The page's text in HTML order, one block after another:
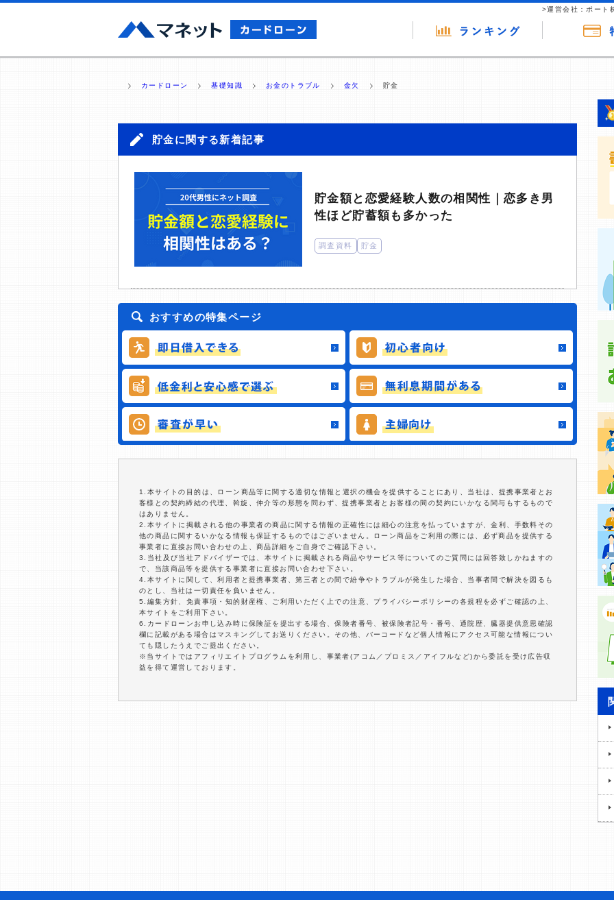
>運営会社：ポート
カードローン 基礎知識 お金のトラブル 金欠 貯金
貯金に関する新着記事
貯金額と恋愛経験人数の相関性｜恋多き男
性ほど貯蓄額も多かった
調査資料 貯金
おすすめの特集ページ
1.本サイトの目的は、ローン商品等に関する適切な情報と選択の機会を提供することにあり、当社は、提携事業者とお
客様との契約締結の代理、斡旋、仲介等の形態を問わず、提携事業者とお客様の間の契約にいかなる関与もするもので
はありません。
2.本サイトに掲載される他の事業者の商品に関する情報の正確性には細心の注意を払っていますが、金利、手数料その
他の商品に関するいかなる情報も保証するものではございません。ローン商品をご利用の際には、必ず商品を提供する
事業者に直接お問い合わせの上、商品詳細をご自身でご確認下さい。
3.当社及び当社アドバイザーでは、本サイトに掲載される商品やサービス等についてのご質問には回答致しかねますの
で、当該商品等を提供する事業者に直接お問い合わせ下さい。
4.本サイトに関して、利用者と提携事業者、第三者との間で紛争やトラブルが発生した場合、当事者間で解決を図るも
のとし、当社は一切責任を負いません。
5.編集方針、免責事項・知的財産権、ご利用いただく上での注意、プライバシーポリシーの各規程を必ずご確認の上、
本サイトをご利用下さい。
6.カードローンお申し込み時に保険証を提出する場合、保険者番号、被保険者記号・番号、通院歴、臓器提供意思確認
欄に記載がある場合はマスキングしてお送りください。その他、バーコードなど個人情報にアクセス可能な情報につい
ても隠したうえでご提出ください。
※当サイトではアフィリエイトプログラムを利用し、事業者(アコム／プロミス／アイフルなど)から委託を受け広告収
益を得て運営しております。